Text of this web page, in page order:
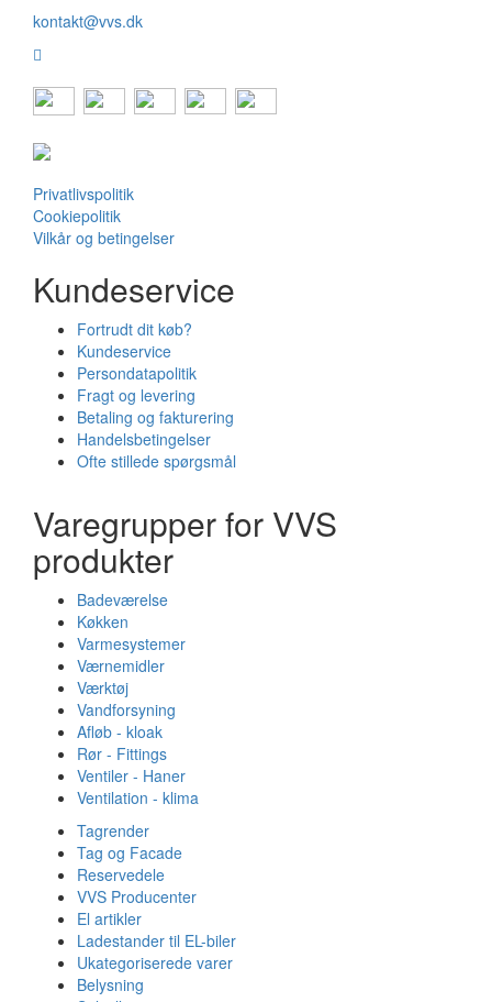
kontakt@vvs.dk
Privatlivspolitik
Cookiepolitik
Vilkår og betingelser
Kundeservice
Fortrudt dit køb?
Kundeservice
Persondatapolitik
Fragt og levering
Betaling og fakturering
Handelsbetingelser
Ofte stillede spørgsmål
Varegrupper for VVS
produkter
Badeværelse
Køkken
Varmesystemer
Værnemidler
Værktøj
Vandforsyning
Afløb - kloak
Rør - Fittings
Ventiler - Haner
Ventilation - klima
Tagrender
Tag og Facade
Reservedele
VVS Producenter
El artikler
Ladestander til EL-biler
Ukategoriserede varer
Belysning